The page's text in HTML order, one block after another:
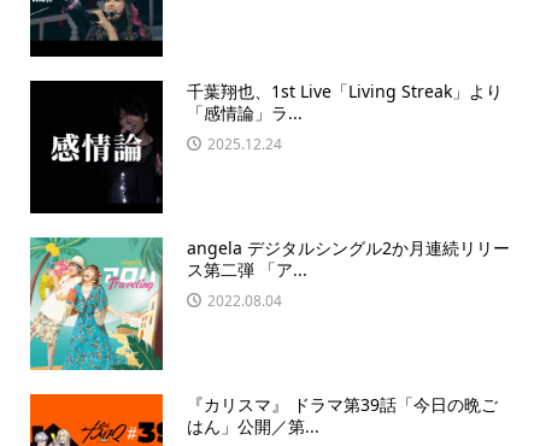
千葉翔也、1st Live「Living Streak」より
「感情論」ラ...
2025.12.24
angela デジタルシングル2か月連続リリー
ス第二弾 「ア...
2022.08.04
『カリスマ』 ドラマ第39話「今日の晩ご
はん」公開／第...